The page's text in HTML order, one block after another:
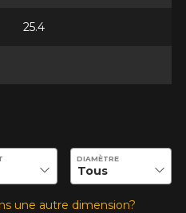
25.4
pour vérifier la disponibilité
DIAMÈTRE
une autre dimension?